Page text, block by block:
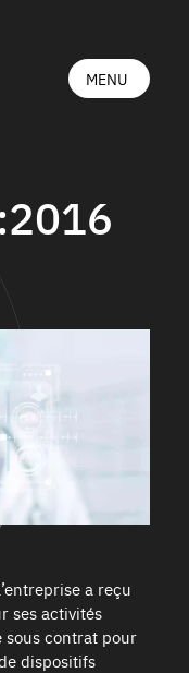
a reçu
ses activités
sous contrat pour
dispositifs